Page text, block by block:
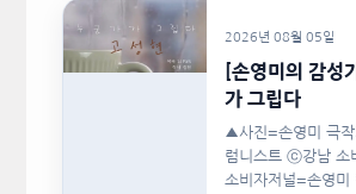
2026년 08월 05일
[손영미의 감성
가 그립다
▲사진=손영미 극
럼니스트 ⓒ강남 소
소비자저널=손영미